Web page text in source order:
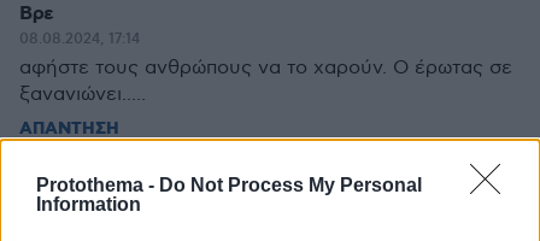
Protothema - Do Not Process My Personal
Information
Βρε
08.08.2024, 17:14
αφήστε τους ανθρώπους να το χαρούν. Ο έρωτας σε
ξανανιώνει.....
ΑΠΑΝΤΗΣΗ
Ελεος